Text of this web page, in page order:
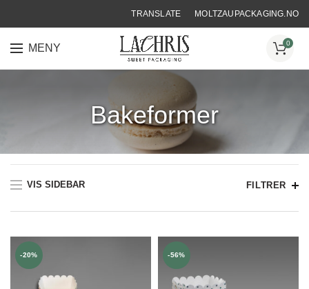
TRANSLATE MOLTZAUPACKAGING.NO
MENY 0
HJEM❯EMBALLASJE FOR KONDITORER OG BAKERE BAKEFORMER
Bakeformer
VIS SIDEBAR FILTRER
-20% -56%